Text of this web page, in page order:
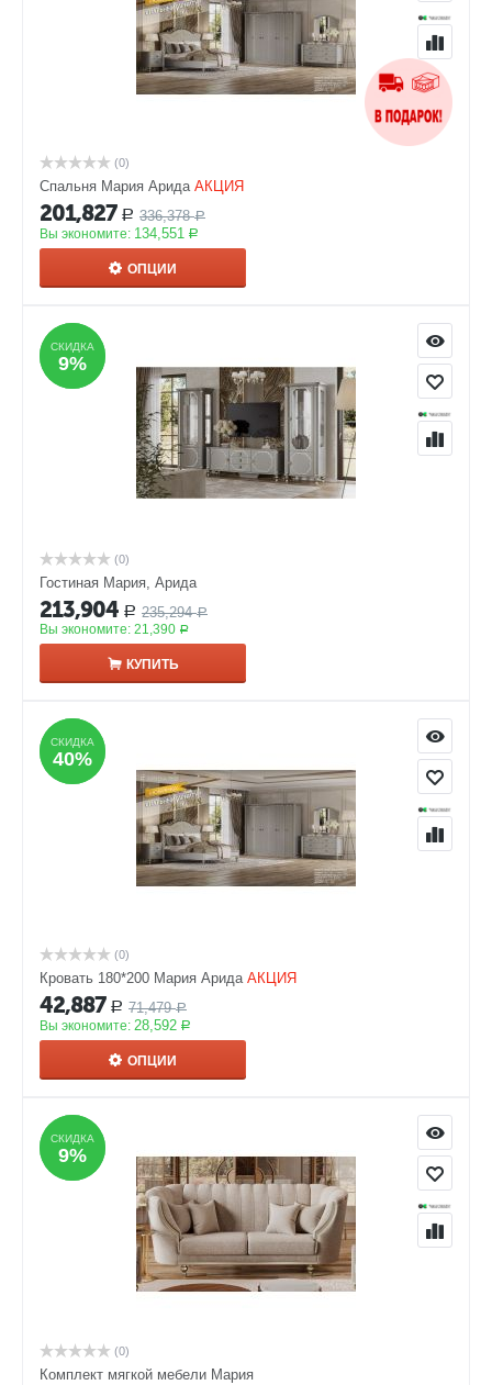
(0)
Спальня Мария Арида АКЦИЯ
201,827 Р 336,378 Р
Вы экономите: 134,551 Р
ОПЦИИ
СКИДКА
9%
СКИДКА
9%
(0)
Гостиная Мария, Арида
213,904 Р 235,294 Р
Вы экономите: 21,390 Р
КУПИТЬ
СКИДКА
40%
СКИДКА
40%
(0)
Кровать 180*200 Мария Арида АКЦИЯ
42,887 Р 71,479 Р
Вы экономите: 28,592 Р
ОПЦИИ
СКИДКА
9%
СКИДКА
9%
(0)
Комплект мягкой мебели Мария